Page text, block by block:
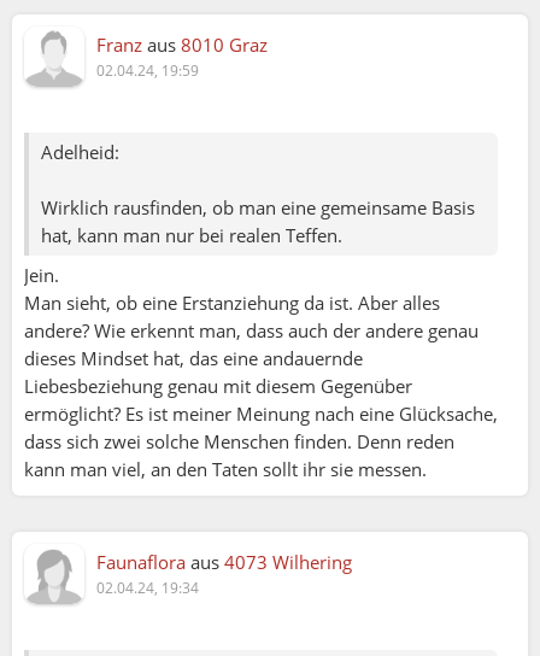
Franz aus 8010 Graz
02.04.24, 19:59
Adelheid:
Wirklich rausfinden, ob man eine gemeinsame Basis
hat, kann man nur bei realen Teffen.
Jein.
Man sieht, ob eine Erstanziehung da ist. Aber alles
andere? Wie erkennt man, dass auch der andere genau
dieses Mindset hat, das eine andauernde
Liebesbeziehung genau mit diesem Gegenüber
ermöglicht? Es ist meiner Meinung nach eine Glücksache,
dass sich zwei solche Menschen finden. Denn reden
kann man viel, an den Taten sollt ihr sie messen.
Faunaflora aus 4073 Wilhering
02.04.24, 19:34
Meiner Meinung nach gestaltet sich Partnersuche im
Netz eher schwierig - natürlich gibt es Ausnahmen.
Wirklich rausfinden, ob man eine gemeinsame Basis
hat, kann man nur bei realen Teffen.
Grundsätzlich finde ich das Netz eine intelligente
Sache, wenn es ehrlich und respektvoll genutzt wird.
Denn, nirgendwo hat man eine größere Reichweite
als im virtuellen Sprachraum.
haben doch auch im realen Leben die Tendenz, uns
(zumindest anfangs) in einem guten Licht darstellen
zu wollen.